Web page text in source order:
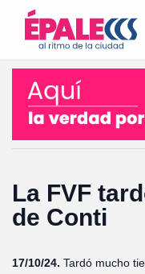
La FVF
de Conti
17/10/24. Tardó mucho